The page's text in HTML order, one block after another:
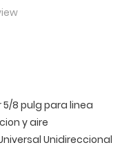
5/8 pulg para linea
y aire
Unidireccional